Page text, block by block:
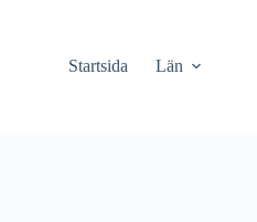
Startsida Län